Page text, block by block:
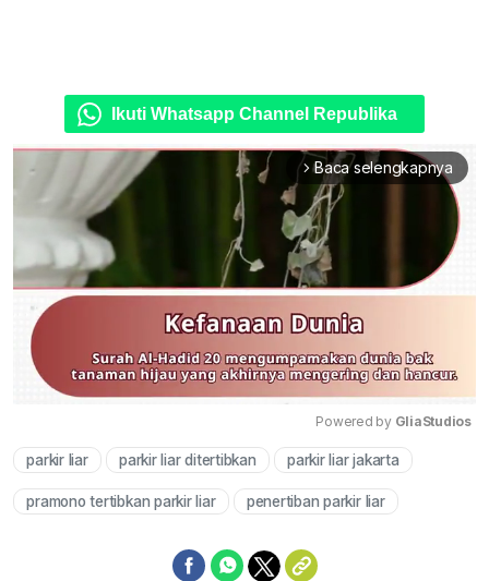
Ikuti Whatsapp Channel Republika
arrow_forward_ios Baca selengkapnya
Mute
Powered by GliaStudios
parkir liar parkir liar ditertibkan parkir liar jakarta
pramono tertibkan parkir liar penertiban parkir liar